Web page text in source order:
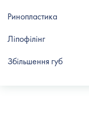
Ринопластика
Ліпофілінг
Збільшення губ